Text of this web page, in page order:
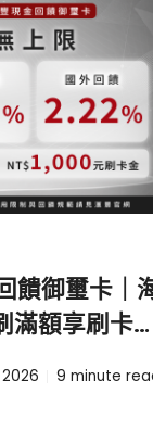
饋御璽卡｜
額享刷卡金
9 minute